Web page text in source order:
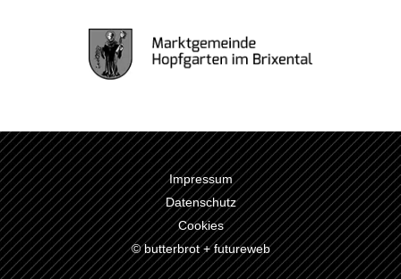
Impressum
Datenschutz
Cookies
© butterbrot + futureweb